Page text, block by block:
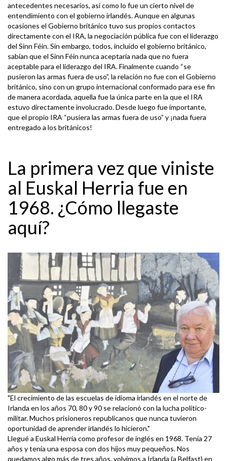
antecedentes necesarios, así como lo fue un cierto nivel de
entendimiento con el gobierno irlandés. Aunque en algunas
ocasiones el Gobierno británico tuvo sus propios contactos
directamente con el IRA, la negociación pública fue con el liderazgo
del Sinn Féin. Sin embargo, todos, incluido el gobierno británico,
sabían que el Sinn Féin nunca aceptaría nada que no fuera
aceptable para el liderazgo del IRA. Finalmente cuando “se
pusieron las armas fuera de uso”, la relación no fue con el Gobierno
británico, sino con un grupo internacional conformado para ese fin
de manera acordada, aquella fue la única parte en la que el IRA
estuvo directamente involucrado. Desde luego fue importante,
que el propio IRA “pusiera las armas fuera de uso” y ¡nada fuera
entregado a los británicos!
La primera vez que viniste
al Euskal Herria fue en
1968. ¿Cómo llegaste
aquí?
"El crecimiento de las escuelas de idioma irlandés en el norte de
Irlanda en los años 70, 80 y 90 se relacionó con la lucha político-
militar. Muchos prisioneros republicanos que nunca tuvieron
oportunidad de aprender irlandés lo hicieron."
Llegué a Euskal Herria como profesor de inglés en 1968. Tenía 27
años y tenía una esposa con dos hijos muy pequeños. Nos
quedamos algo más de tres años, volvimos a Irlanda (a Belfast) en